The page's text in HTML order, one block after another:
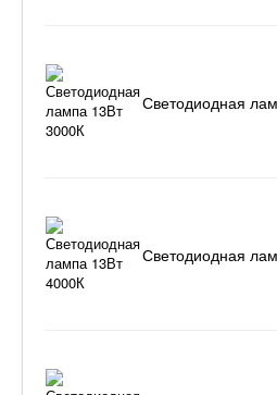
Светодиодная
Светодиодная